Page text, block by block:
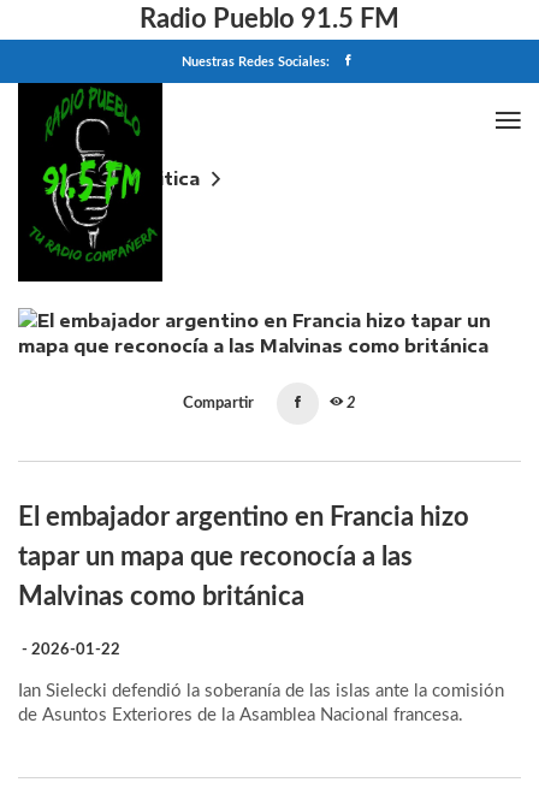
Radio Pueblo 91.5 FM
Nuestras Redes Sociales:
Home
Politica
El embajador argentino en Francia hizo tapar un
mapa que reconocía a las Malvinas como británica
Compartir 2
El embajador argentino en Francia hizo
tapar un mapa que reconocía a las
Malvinas como británica
- 2026-01-22
Ian Sielecki defendió la soberanía de las islas ante la comisión
de Asuntos Exteriores de la Asamblea Nacional francesa.